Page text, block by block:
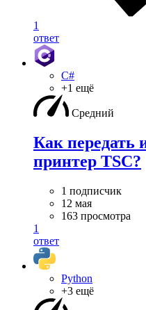
1
ответ
C#
+1 ещё
Средний
Как передать
принтер TSC?
1 подписчик
12 мая
163 просмотра
1
ответ
Python
+3 ещё